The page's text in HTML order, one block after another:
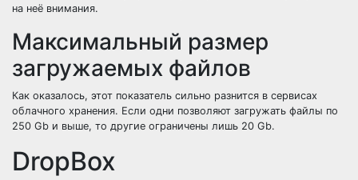
на неё внимания.
Максимальный размер
загружаемых файлов
Как оказалось, этот показатель сильно разнится в сервисах
облачного хранения. Если одни позволяют загружать файлы по
250 Gb и выше, то другие ограничены лишь 20 Gb.
DropBox